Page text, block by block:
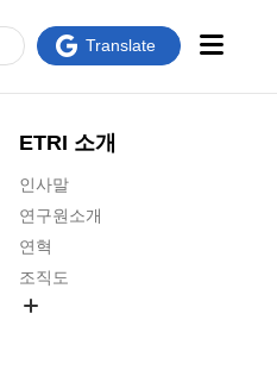
ETRI 소개
인사말
연구원소개
연혁
조직도
Translate